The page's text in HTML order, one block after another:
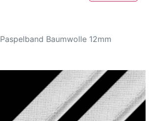
Paspelband Baumwolle 12mm